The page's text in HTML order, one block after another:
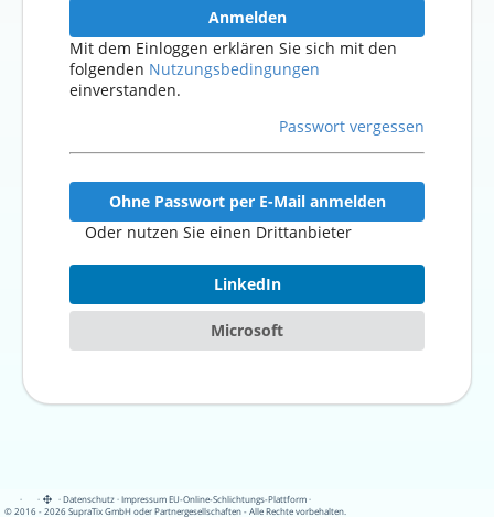
Anmelden
Mit dem Einloggen erklären Sie sich mit den
folgenden Nutzungsbedingungen
einverstanden.
Passwort vergessen
Ohne Passwort per E-Mail anmelden
Oder nutzen Sie einen Drittanbieter
LinkedIn
Microsoft
· · ·Datenschutz·Impressum EU-Online-Schlichtungs-Plattform·
© 2016 - 2026 SupraTix GmbH oder Partnergesellschaften - Alle Rechte vorbehalten.